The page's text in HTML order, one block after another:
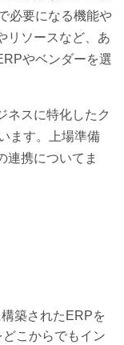
必要になる機能や
リソースなど、あ
やベンダーを選
ネスに特化したク
ます。上場準備
連携についてま
築されたERPを
こからでもイン